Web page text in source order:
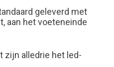
geleverd met
aan het voeteneinde
zijn alledrie het led-